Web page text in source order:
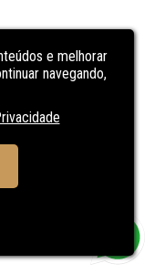
e melhorar
navegando,